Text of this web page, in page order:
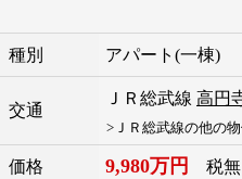
種別 アパート(一棟)
交通
ＪＲ総武線 高円
>ＪＲ総武線の他の
価格 9,980万円 税無